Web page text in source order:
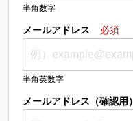
半角数字
メールアドレス 必須
半角英数字
メールアドレス（確認用）